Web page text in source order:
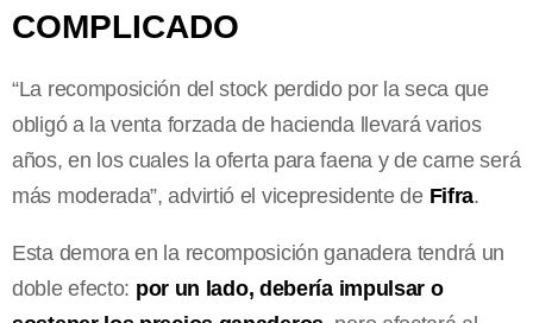
COMPLICADO
“La recomposición del stock perdido por la seca que
obligó a la venta forzada de hacienda llevará varios
años, en los cuales la oferta para faena y de carne será
más moderada”, advirtió el vicepresidente de Fifra.
Esta demora en la recomposición ganadera tendrá un
doble efecto: por un lado, debería impulsar o